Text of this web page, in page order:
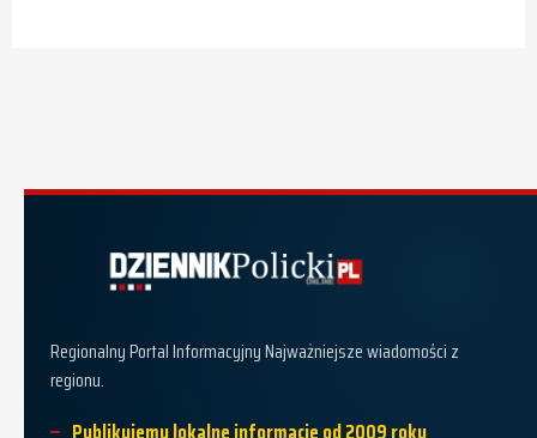
Regionalny Portal Informacyjny Najważniejsze wiadomości z
regionu.
Publikujemy lokalne informacje od 2009 roku